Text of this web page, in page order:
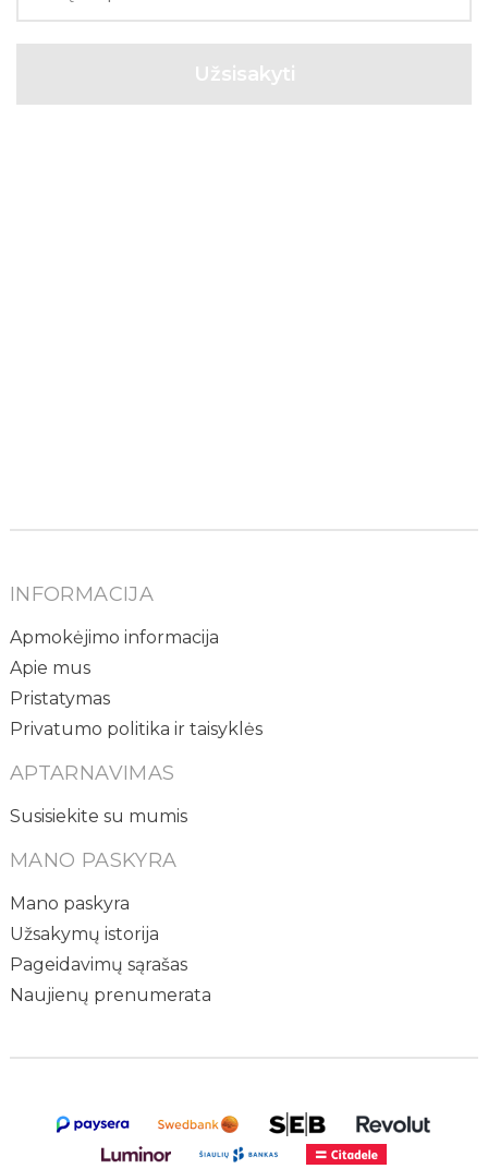
INFORMACIJA
Apmokėjimo informacija
Apie mus
Pristatymas
Privatumo politika ir taisyklės
APTARNAVIMAS
Susisiekite su mumis
MANO PASKYRA
Mano paskyra
Užsakymų istorija
Pageidavimų sąrašas
Naujienų prenumerata